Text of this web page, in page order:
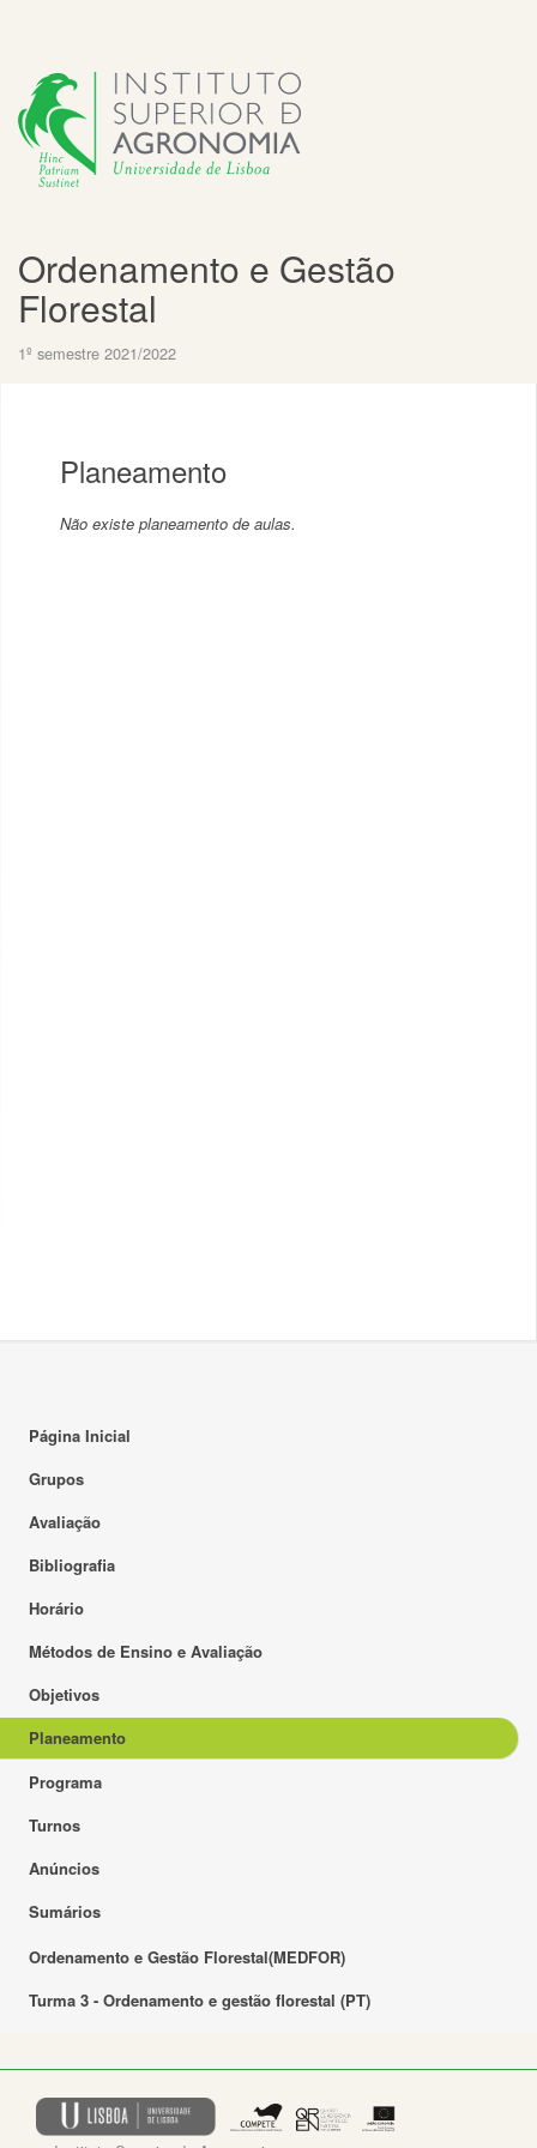
Ordenamento e Gestão
Florestal
1º semestre 2021/2022
Planeamento
Não existe planeamento de aulas.
Página Inicial
Grupos
Avaliação
Bibliografia
Horário
Métodos de Ensino e Avaliação
Objetivos
Planeamento
Programa
Turnos
Anúncios
Sumários
Ordenamento e Gestão Florestal(MEDFOR)
Turma 3 - Ordenamento e gestão florestal (PT)